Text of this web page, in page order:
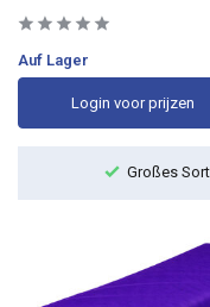
Auf Lager
Login voor prijzen
Großes